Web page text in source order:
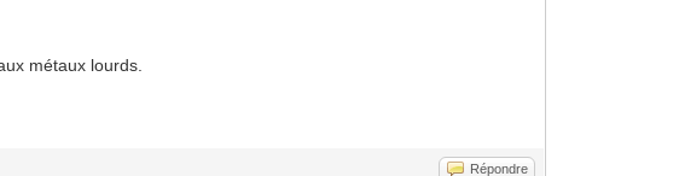
métaux lourds.
Répondre